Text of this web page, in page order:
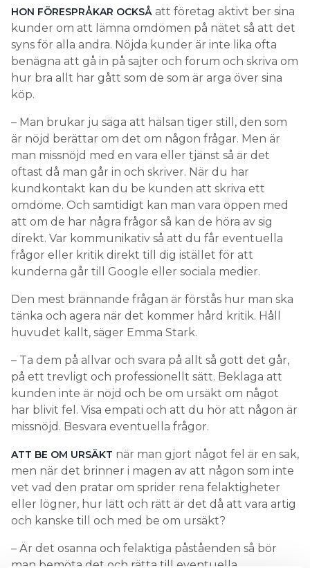
HON FÖRESPRÅKAR OCKSÅ att företag aktivt ber sina
kunder om att lämna omdömen på nätet så att det
syns för alla andra. Nöjda kunder är inte lika ofta
benägna att gå in på sajter och forum och skriva om
hur bra allt har gått som de som är arga över sina
köp.
– Man brukar ju säga att hälsan tiger still, den som
är nöjd berättar om det om någon frågar. Men är
man missnöjd med en vara eller tjänst så är det
oftast då man går in och skriver. När du har
kundkontakt kan du be kunden att skriva ett
omdöme. Och samtidigt kan man vara öppen med
att om de har några frågor så kan de höra av sig
direkt. Var kommunikativ så att du får eventuella
frågor eller kritik direkt till dig istället för att
kunderna går till Google eller sociala medier.
Den mest brännande frågan är förstås hur man ska
tänka och agera när det kommer hård kritik. Håll
huvudet kallt, säger Emma Stark.
– Ta dem på allvar och svara på allt så gott det går,
på ett trevligt och professionellt sätt. Beklaga att
kunden inte är nöjd och be om ursäkt om något
har blivit fel. Visa empati och att du hör att någon är
missnöjd. Besvara eventuella frågor.
ATT BE OM URSÄKT när man gjort något fel är en sak,
men när det brinner i magen av att någon som inte
vet vad den pratar om sprider rena felaktigheter
eller lögner, hur lätt och rätt är det då att vara artig
och kanske till och med be om ursäkt?
– Är det osanna och felaktiga påståenden så bör
man bemöta det och rätta till eventuella